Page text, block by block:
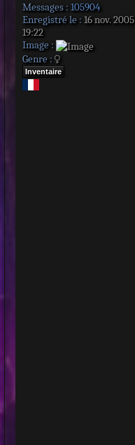
Messages : 105904
Enregistré le : 16 nov. 2005
19:22
Image :
Genre :
Inventaire